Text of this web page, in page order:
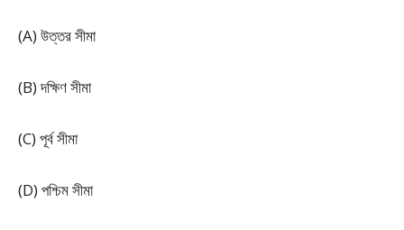
(A) উত্তর সীমা
(B) দক্ষিণ সীমা
(C) পূর্ব সীমা
(D) পশ্চিম সীমা